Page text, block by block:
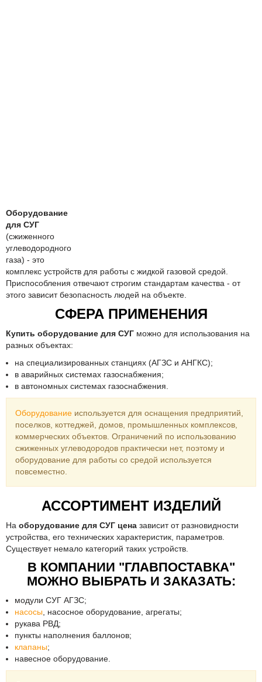
Оборудование
для СУГ
(сжиженного
углеводородного
газа) - это
комплекс устройств для работы с жидкой газовой средой.
Приспособления отвечают строгим стандартам качества - от
этого зависит безопасность людей на объекте.
СФЕРА ПРИМЕНЕНИЯ
Купить оборудование для СУГ можно для использования на
разных объектах:
на специализированных станциях (АГЗС и АНГКС);
в аварийных системах газоснабжения;
в автономных системах газоснабжения.
Оборудование используется для оснащения предприятий,
поселков, коттеджей, домов, промышленных комплексов,
коммерческих объектов. Ограничений по использованию
сжиженных углеводородов практически нет, поэтому и
оборудование для работы со средой используется
повсеместно.
АССОРТИМЕНТ ИЗДЕЛИЙ
На оборудование для СУГ цена зависит от разновидности
устройства, его технических характеристик, параметров.
Существует немало категорий таких устройств.
В КОМПАНИИ "ГЛАВПОСТАВКА"
МОЖНО ВЫБРАТЬ И ЗАКАЗАТЬ:
модули СУГ АГЗС;
насосы , насосное оборудование, агрегаты;
рукава РВД;
пункты наполнения баллонов;
клапаны;
навесное оборудование.